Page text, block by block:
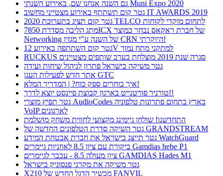
גם השנה אנחנו שם, באירוע השנתי Muni Expo 2020
גטר קום תשתתף באירוע מצטייני מחשוב IT AWARDS 2019
גטר קום תציג בתערוכת 2020 TELCO לתחום מוקדי לקוחות
מתג הליבה מסדרת 7850ICX של חברת ראקאס נבחר כמוצר
Networking של השנה ע"י מגזין CRN היוקרתי!
גטר קום השתתפה באירוע 12V למתקני מתח נמוך
RUCKUS סגרה שנת 2019 מוצלחת בערב שותפים מצטיינים
גטר משיקה בישראל פתרון לניהול שיחות ועידה
אתר חדש לפעילות הענן GTC
איך בוחרים ספק כוח? | המדריך המלא!
טורניר פורטנייט בארגון קבוצת פיינסט יוצא לדרך!!
גטר תפיץ מוצרי AudioCodes בארץ בתחום פתרונות טלפוניה
VoIP לארגונים
התחדשנו! שולחן גיימינג מקצועי לחווית משחק מושלמת
גטר השיקה סדרת הטלפונים החדשה של GRANDSTREAM
גטר תייצג בישראל את חברת אבטחת המידע WatchGuard
ביקורת עם ציון 8.5 לאוזניות גיימרים Gamdias hebe P1
ציון מעולה 8.5 - עכבר לגיימרים GAMDIAS Hades M1
גטר משיקה את מקרני פנסוניק בישראל
X210 מכשיר הדגל החדש של FANVIL